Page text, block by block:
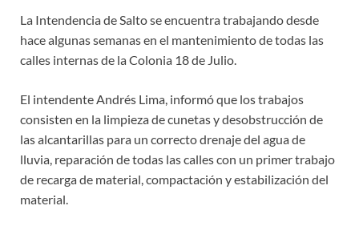
La Intendencia de Salto se encuentra trabajando desde
hace algunas semanas en el mantenimiento de todas las
calles internas de la Colonia 18 de Julio.
El intendente Andrés Lima, informó que los trabajos
consisten en la limpieza de cunetas y desobstrucción de
las alcantarillas para un correcto drenaje del agua de
lluvia, reparación de todas las calles con un primer trabajo
de recarga de material, compactación y estabilización del
material.